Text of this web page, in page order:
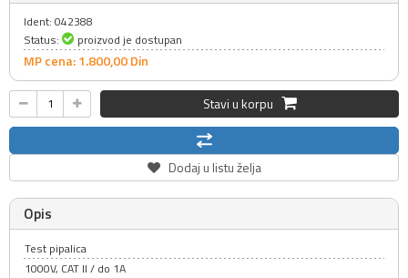
Ident: 042388
Status:
proizvod je dostupan
MP cena: 1.800,00Din
Stavi u korpu
Dodaj u listu želja
Opis
Test pipalica
1000V, CAT II / do 1A